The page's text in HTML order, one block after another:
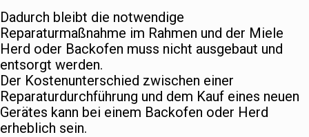
Dadurch bleibt die notwendige
Reparaturmaßnahme im Rahmen und der Miele
Herd oder Backofen muss nicht ausgebaut und
entsorgt werden.
Der Kostenunterschied zwischen einer
Reparaturdurchführung und dem Kauf eines neuen
Gerätes kann bei einem Backofen oder Herd
erheblich sein.